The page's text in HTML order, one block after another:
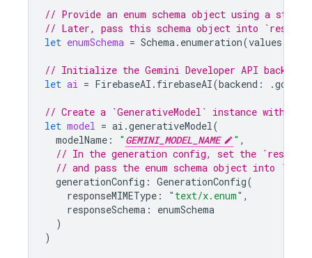
// Provide an enum schema object using a
// Later, pass this schema object into
let enumSchema = Schema. enumeration(values
// Initialize the Gemini Developer API backend
let ai = FirebaseAI . firebaseAI(backend : .
// Create a `GenerativeModel` instance with a
let model = ai .generativeModel(
modelName : " GEMINI_MODEL_NAME " ,
// In the generation config, set the
// and pass the enum schema object into
generationConfig : GenerationConfig(
responseMIMEType : "text/x.enum" ,
responseSchema :
enumSchema
)
)